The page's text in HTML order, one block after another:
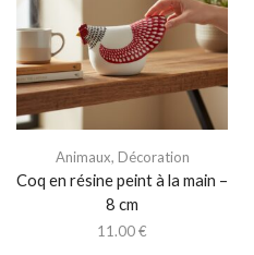
Animaux, Décoration
Coq en résine peint à la main –
8 cm
11.00€